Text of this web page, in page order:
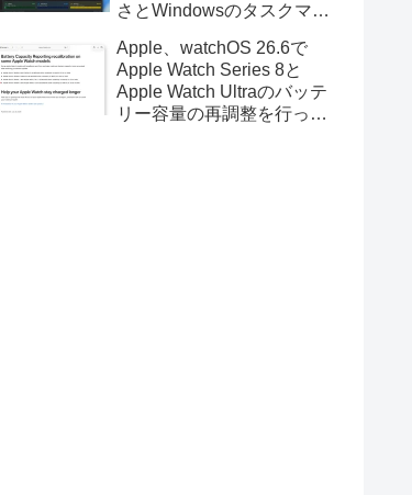
さとWindowsのタスクマネ
Mac用システムモニタアプ
リ「Task Manager TMOG」
のBeta版を公開。
Apple、watchOS 26.6で
Apple Watch Series 8と
Apple Watch Ultraのバッテ
リー容量の再調整を行った